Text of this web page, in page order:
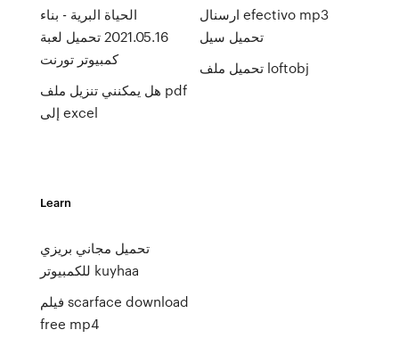
الحياة البرية - بناء
2021.05.16 تحميل لعبة
كمبيوتر تورنت
هل يمكنني تنزيل ملف pdf
إلى excel
ارسنال efectivo mp3
تحميل سيل
تحميل ملف loftobj
Learn
تحميل مجاني بريزي
للكمبيوتر kuyhaa
فيلم scarface download
free mp4